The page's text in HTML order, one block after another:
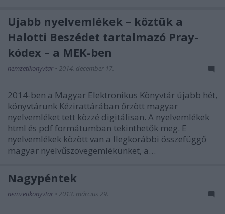
Újabb nyelvemlékek – köztük a
Halotti Beszédet tartalmazó Pray-
kódex – a MEK-ben
nemzetikonyvtar • 2014. december 17.
2014-ben a Magyar Elektronikus Könyvtár újabb hét,
könyvtárunk Kézirattárában őrzött magyar
nyelvemléket tett közzé digitálisan. A nyelvemlékek
html és pdf formátumban tekinthetők meg. E
nyelvemlékek között van a llegkorábbi összefüggő
magyar nyelvűszövegemlékünket, a…
Nagypéntek
nemzetikonyvtar • 2013. március 29.